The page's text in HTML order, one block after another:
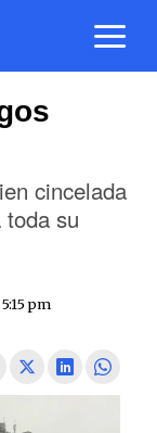
cincelada
su
pm